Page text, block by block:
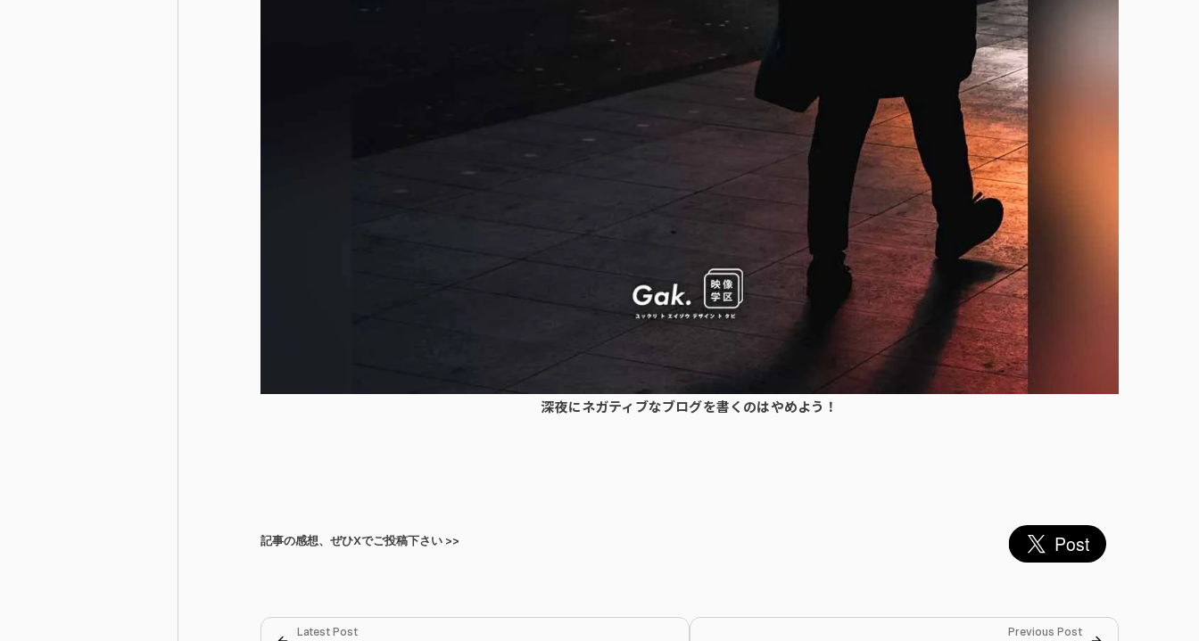
深夜にネガティブなブログを書くのはやめよう！
記事の感想、ぜひXでご投稿下さい >>
Latest Post Previous Post